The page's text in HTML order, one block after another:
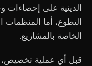
الدينية على إحصاءات
التطوع، أما المنظمات
الخاصة بالمشاريع.
قبل أي عملية تخصيص،